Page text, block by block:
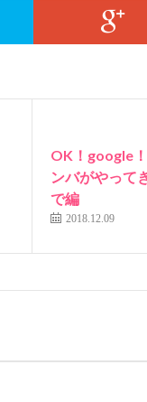
OK！google
ンバがやっ
で編
2018.12.09